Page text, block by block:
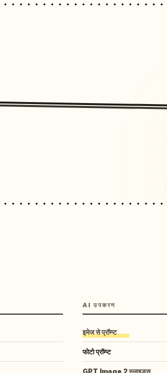
AI उपकरण
इमेज से प्रॉम्प्ट
फोटो प्रॉम्प्ट
GPT Image 2 स्लाइड्स